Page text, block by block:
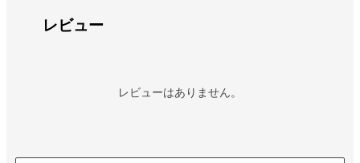
レビュー
レビューはありません。